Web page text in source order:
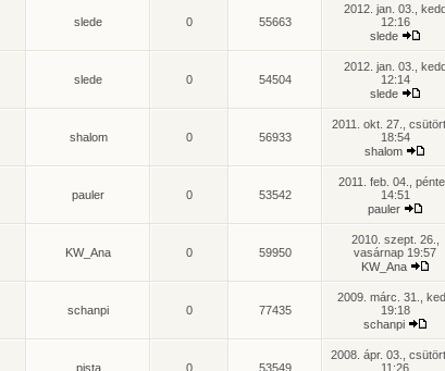
slede 0 55663
2012. jan. 03.,
12:16
slede
slede 0 54504
2012. jan. 03.,
12:14
slede
shalom 0 56933
2011. okt. 27.,
18:54
shalom
pauler 0 53542
2011. feb. 04.,
14:51
pauler
KW_Ana 0 59950
2010. szept. 26.,
vasárnap 19:57
KW_Ana
schanpi 0 77435
2009. márc. 31.,
19:18
schanpi
pista 0 53549
2008. ápr. 03.,
11:26